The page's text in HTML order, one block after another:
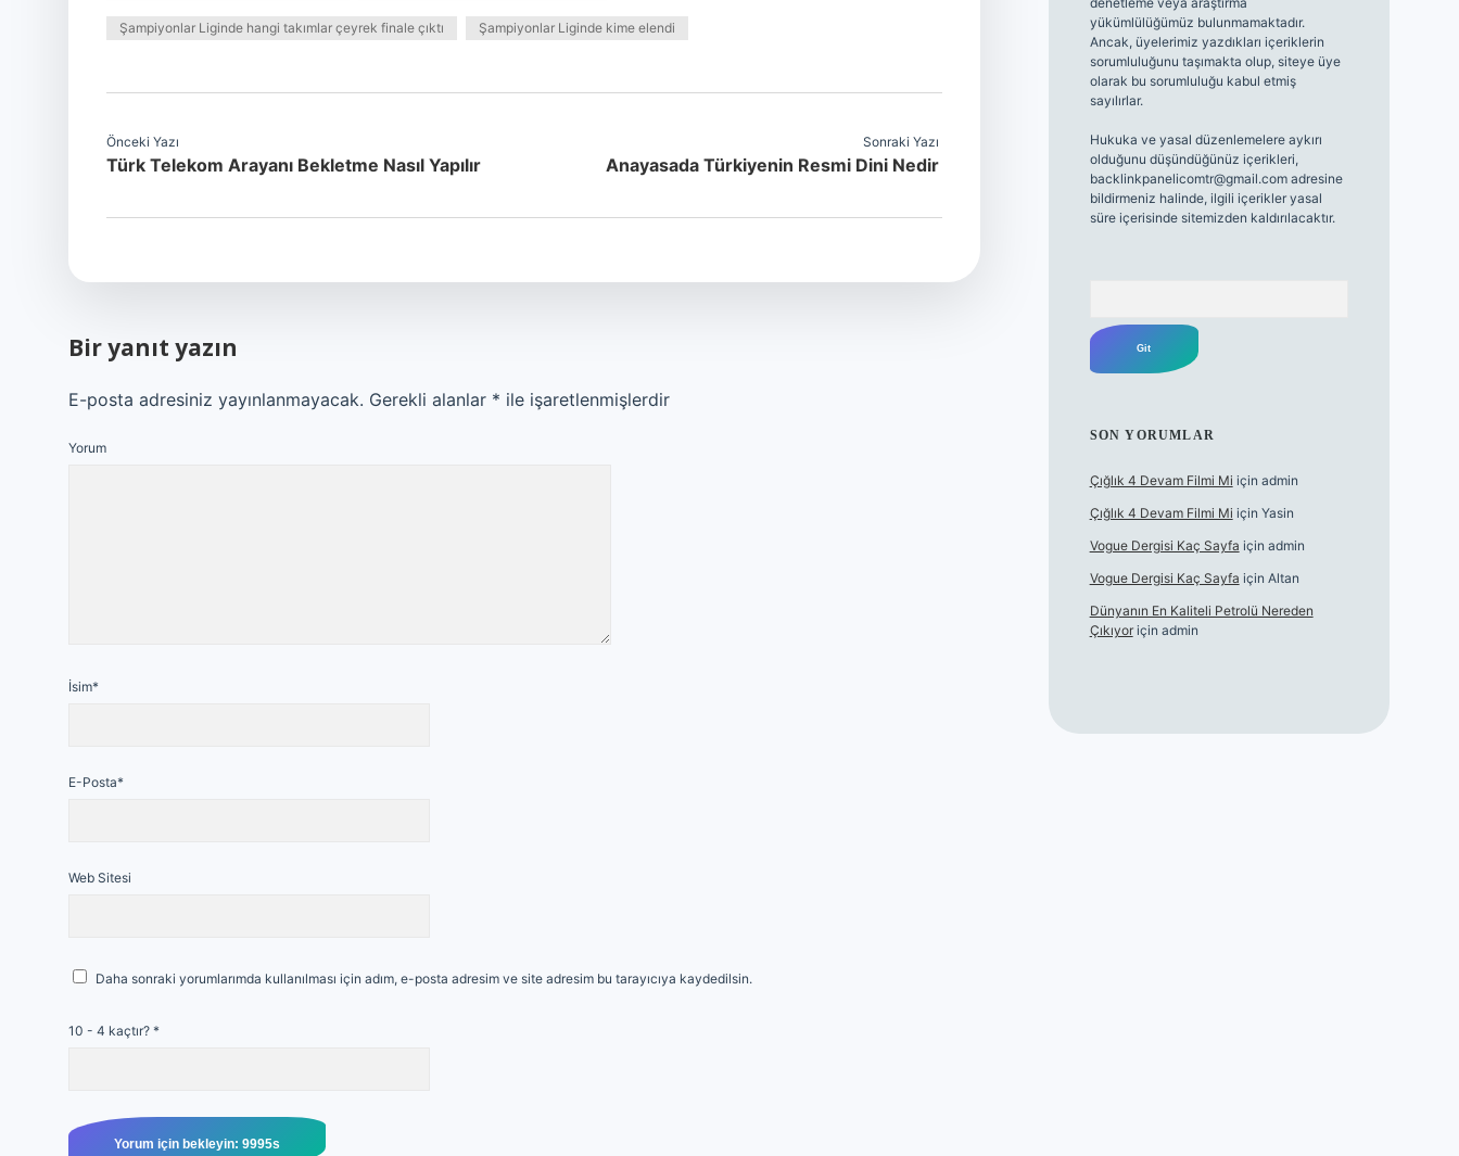
Şampiyonlar Liginde hangi takımlar çeyrek finale çıktı Şampiyonlar Liginde kime elendi
Önceki Yazı
Türk Telekom Arayanı Bekletme Nasıl Yapılır
Sonraki Yazı
Anayasada Türkiyenin Resmi Dini Nedir
Bir yanıt yazın
E-posta adresiniz yayınlanmayacak. Gerekli alanlar * ile işaretlenmişlerdir
Yorum
İsim*
E-Posta*
Web Sitesi
Daha sonraki yorumlarımda kullanılması için adım, e-posta adresim ve site adresim bu tarayıcıya kaydedilsin.
10 - 4 kaçtır? *
yükümlülüğümüz bulunmamaktadır.
Ancak, üyelerimiz yazdıkları içeriklerin
sorumluluğunu taşımakta olup, siteye üye
olarak bu sorumluluğu kabul etmiş
sayılırlar.
Hukuka ve yasal düzenlemelere aykırı
olduğunu düşündüğünüz içerikleri,
backlinkpanelicomtr@gmail.comadresine
bildirmeniz halinde, ilgili içerikler yasal
süre içerisinde sitemizden kaldırılacaktır.
SON YORUMLAR
Çığlık 4 Devam Filmi Mi için admin
Çığlık 4 Devam Filmi Mi için Yasin
Vogue Dergisi Kaç Sayfa için admin
Vogue Dergisi Kaç Sayfa için Altan
Dünyanın En Kaliteli Petrolü Nereden
Çıkıyoriçin admin